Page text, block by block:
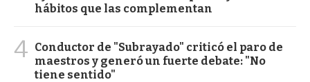
hábitos que las complementan
4 Conductor de "Subrayado" criticó el paro de
maestros y generó un fuerte debate: "No
tiene sentido"